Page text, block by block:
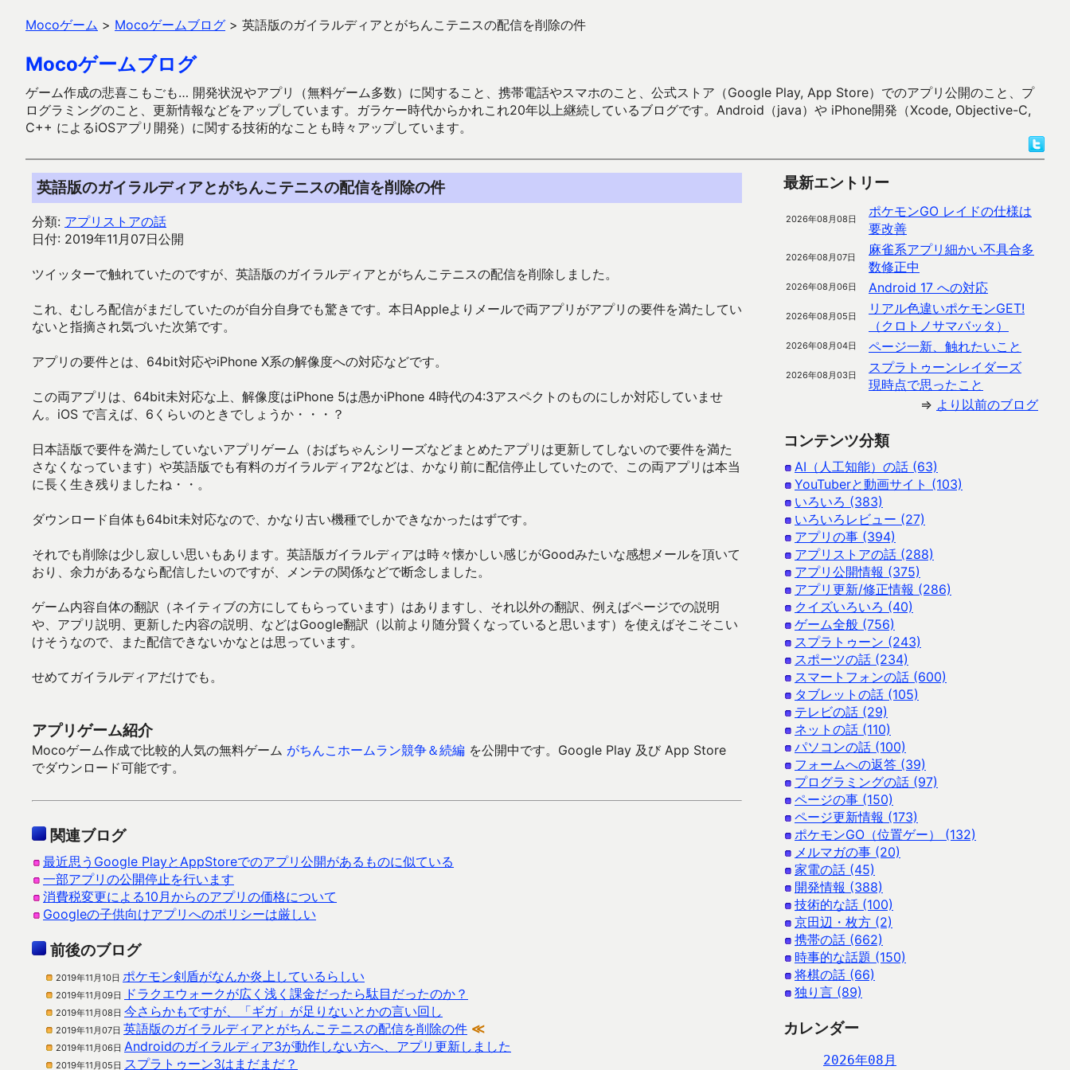
Mocoゲーム > Mocoゲームブログ > 英語版のガイラルディアとがちんこテニスの配信を削除の件
Mocoゲームブログ
ゲーム作成の悲喜こもごも… 開発状況やアプリ（無料ゲーム多数）に関すること、携帯電話やスマホのこと、公式ストア（Google Play, App Store）でのアプリ公開のこと、プ
ログラミングのこと、更新情報などをアップしています。ガラケー時代からかれこれ20年以上継続しているブログです。Android（java）や iPhone開発（Xcode, Objective-C,
C++ によるiOSアプリ開発）に関する技術的なことも時々アップしています。
英語版のガイラルディアとがちんこテニスの配信を削除の件
分類: アプリストアの話
日付: 2019年11月07日公開
ツイッターで触れていたのですが、英語版のガイラルディアとがちんこテニスの配信を削除しました。
これ、むしろ配信がまだしていたのが自分自身でも驚きです。本日Appleよりメールで両アプリがアプリの要件を満たしてい
ないと指摘され気づいた次第です。
アプリの要件とは、64bit対応やiPhone X系の解像度への対応などです。
この両アプリは、64bit未対応な上、解像度はiPhone 5は愚かiPhone 4時代の4:3アスペクトのものにしか対応していませ
ん。iOS で言えば、6くらいのときでしょうか・・・？
日本語版で要件を満たしていないアプリゲーム（おばちゃんシリーズなどまとめたアプリは更新してしないので要件を満た
さなくなっています）や英語版でも有料のガイラルディア2などは、かなり前に配信停止していたので、この両アプリは本当
に長く生き残りましたね・・。
ダウンロード自体も64bit未対応なので、かなり古い機種でしかできなかったはずです。
それでも削除は少し寂しい思いもあります。英語版ガイラルディアは時々懐かしい感じがGoodみたいな感想メールを頂いて
おり、余力があるなら配信したいのですが、メンテの関係などで断念しました。
ゲーム内容自体の翻訳（ネイティブの方にしてもらっています）はありますし、それ以外の翻訳、例えばページでの説明
や、アプリ説明、更新した内容の説明、などはGoogle翻訳（以前より随分賢くなっていると思います）を使えばそこそこい
けそうなので、また配信できないかなとは思っています。
せめてガイラルディアだけでも。
アプリゲーム紹介
Mocoゲーム作成で比較的人気の無料ゲーム がちんこホームラン競争＆続編 を公開中です。Google Play 及び App Store
でダウンロード可能です。
関連ブログ
最近思うGoogle PlayとAppStoreでのアプリ公開があるものに似ている
一部アプリの公開停止を行います
消費税変更による10月からのアプリの価格について
Googleの子供向けアプリへのポリシーは厳しい
前後のブログ
2019年11月10日 ポケモン剣盾がなんか炎上しているらしい
2019年11月09日 ドラクエウォークが広く浅く課金だったら駄目だったのか？
2019年11月08日 今さらかもですが、「ギガ」が足りないとかの言い回し
2019年11月07日 英語版のガイラルディアとがちんこテニスの配信を削除の件 ≪
2019年11月06日 Androidのガイラルディア3が動作しない方へ、アプリ更新しました
2019年11月05日 スプラトゥーン3はまだまだ？
最新エントリー
2026年08月08日
ポケモンGO レイドの仕様は
要改善
2026年08月07日
麻雀系アプリ細かい不具合多
数修正中
2026年08月06日 Android 17 への対応
2026年08月05日
リアル色違いポケモンGET!
（クロトノサマバッタ）
2026年08月04日 ページ一新、触れたいこと
2026年08月03日
スプラトゥーンレイダーズ
現時点で思ったこと
⇒ より以前のブログ
コンテンツ分類
AI（人工知能）の話 (63)
YouTuberと動画サイト (103)
いろいろ (383)
いろいろレビュー (27)
アプリの事 (394)
アプリストアの話 (288)
アプリ公開情報 (375)
アプリ更新/修正情報 (286)
クイズいろいろ (40)
ゲーム全般 (756)
スプラトゥーン (243)
スポーツの話 (234)
スマートフォンの話 (600)
タブレットの話 (105)
テレビの話 (29)
ネットの話 (110)
パソコンの話 (100)
フォームへの返答 (39)
プログラミングの話 (97)
ページの事 (150)
ページ更新情報 (173)
ポケモンGO（位置ゲー） (132)
メルマガの事 (20)
家電の話 (45)
開発情報 (388)
技術的な話 (100)
京田辺・枚方 (2)
携帯の話 (662)
時事的な話題 (150)
将棋の話 (66)
独り言 (89)
カレンダー
2026年08月